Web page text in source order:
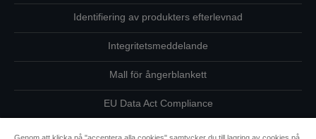
Identifiering av produkters efterlevnad
Integritetsmeddelande
Mall för ångerblankett
EU Data Act Compliance
Kontakta oss angående dina uppgifter